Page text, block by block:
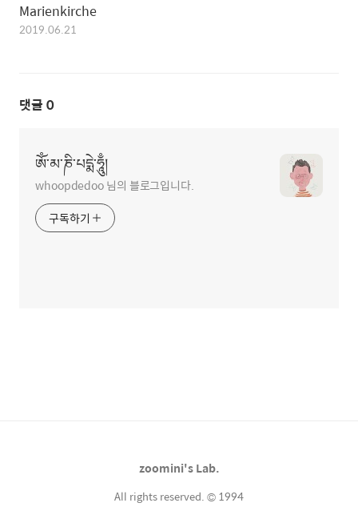
Marienkirche
2019.06.21
댓글 0
ཨོཾ་མ་ཎི་པདྨེ་ཧཱུྃ།
whoopdedoo 님의 블로그입니다.
구독하기
zoomini's Lab.
All rights reserved. © 1994